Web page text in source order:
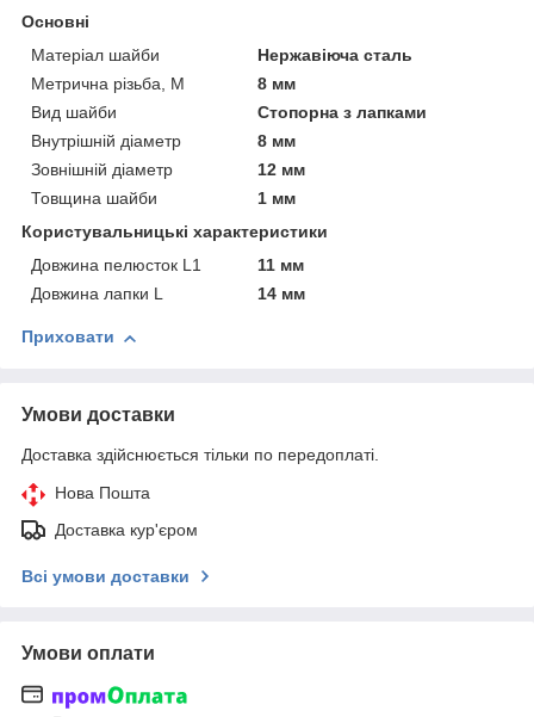
Основні
Матеріал шайби
Нержавіюча сталь
Метрична різьба, М
8 мм
Вид шайби
Стопорна з лапками
Внутрішній діаметр
8 мм
Зовнішній діаметр
12 мм
Товщина шайби
1 мм
Користувальницькі характеристики
Довжина пелюсток L1
11 мм
Довжина лапки L
14 мм
Приховати
Умови доставки
Доставка здійснюється тільки по передоплаті.
Нова Пошта
Доставка кур'єром
Всі умови доставки
Умови оплати